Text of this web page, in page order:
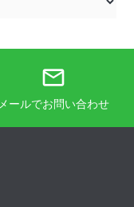
mail_outline
メールでお問い合わせ